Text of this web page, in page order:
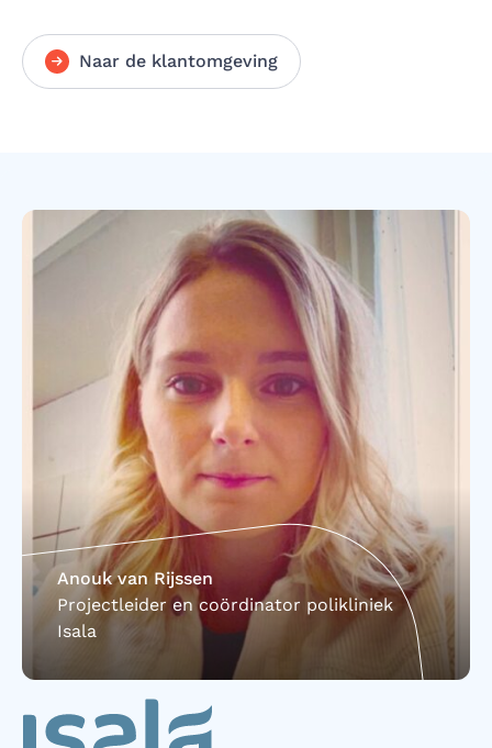
Naar de klantomgeving
Anouk van Rijssen
Projectleider en coördinator polikliniek
Isala